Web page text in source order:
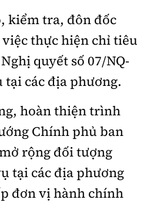
kiểm tra, đôn đốc
thực hiện chỉ tiêu
quyết số 07/NQ-
tại các địa phương.
hoàn thiện trình
Chính phủ ban
rộng đối tượng
tại các địa phương
đơn vị hành chính